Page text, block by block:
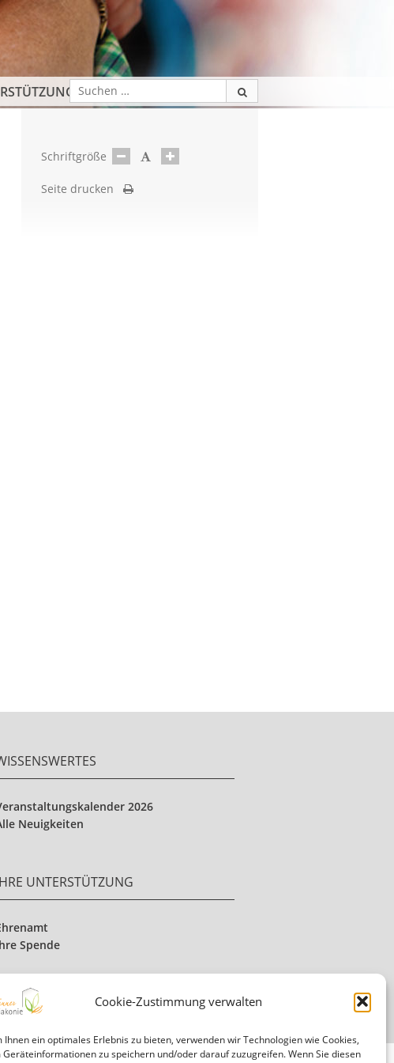
Cookie-Zustimmung verwalten
Ihnen ein optimales Erlebnis zu bieten, verwenden wir Technologien wie Cookies,
Geräteinformationen zu speichern und/oder darauf zuzugreifen. Wenn Sie diesen
Schriftgröße
Seite drucken
2026
Neuigkeiten
UNTERSTÜTZUNG
Spende